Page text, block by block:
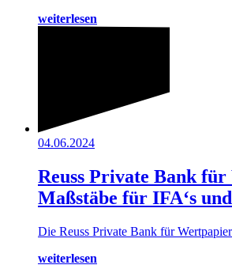
weiterlesen
04.06.2024
Reuss Private Bank
Maßstäbe für IFA‘s
Die Reuss Private Bank für
weiterlesen